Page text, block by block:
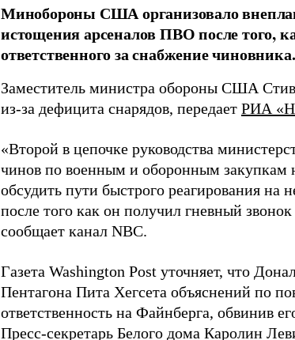
Минобороны США организовало
истощения арсеналов ПВО после того,
ответственного за снабжение чиновника.
Заместитель министра обороны США
из-за дефицита снарядов, передает РИА
«Второй в цепочке руководства
чинов по военным и оборонным закупкам
обсудить пути быстрого реагирования на
после того как он получил гневный
сообщает канал NBC.
Газета Washington Post уточняет, что
Пентагона Пита Хегсета объяснений по
ответственность на Файнберга, обвинив
Пресс-секретарь Белого дома Каролин